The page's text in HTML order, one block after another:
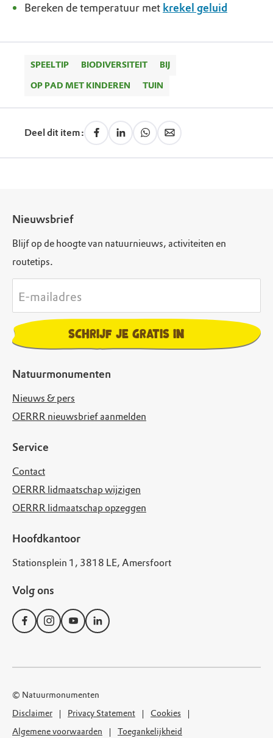
Bereken de temperatuur met krekel geluid
SPEELTIP BIODIVERSITEIT
BIJ
OP PAD MET KINDEREN
TUIN
Deel dit item:
Natuurmonumenten
Nieuws & pers
OERRR nieuwsbrief aanmelden
Service
Contact
OERRR lidmaatschap wijzigen
OERRR lidmaatschap opzeggen
Hoofdkantoor
Stationsplein 1, 3818 LE, Amersfoort
Volg ons
Nieuwsbrief
Blijf op de hoogte van natuurnieuws, activiteiten en
routetips.
E-mailadres
Schrijf je gratis in
© Natuurmonumenten
Disclaimer
Privacy Statement
Cookies
Algemene voorwaarden
Toegankelijkheid